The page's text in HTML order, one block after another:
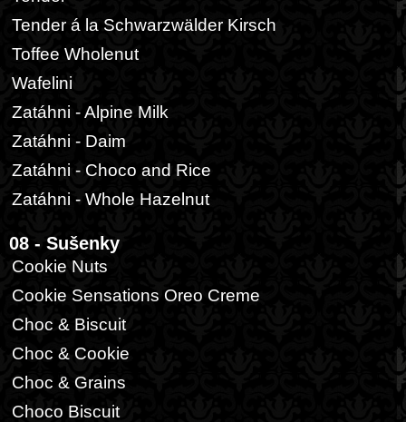
Tender á la Schwarzwälder Kirsch
Toffee Wholenut
Wafelini
Zatáhni - Alpine Milk
Zatáhni - Daim
Zatáhni - Choco and Rice
Zatáhni - Whole Hazelnut
08 - Sušenky
Cookie Nuts
Cookie Sensations Oreo Creme
Choc & Biscuit
Choc & Cookie
Choc & Grains
Choco Biscuit